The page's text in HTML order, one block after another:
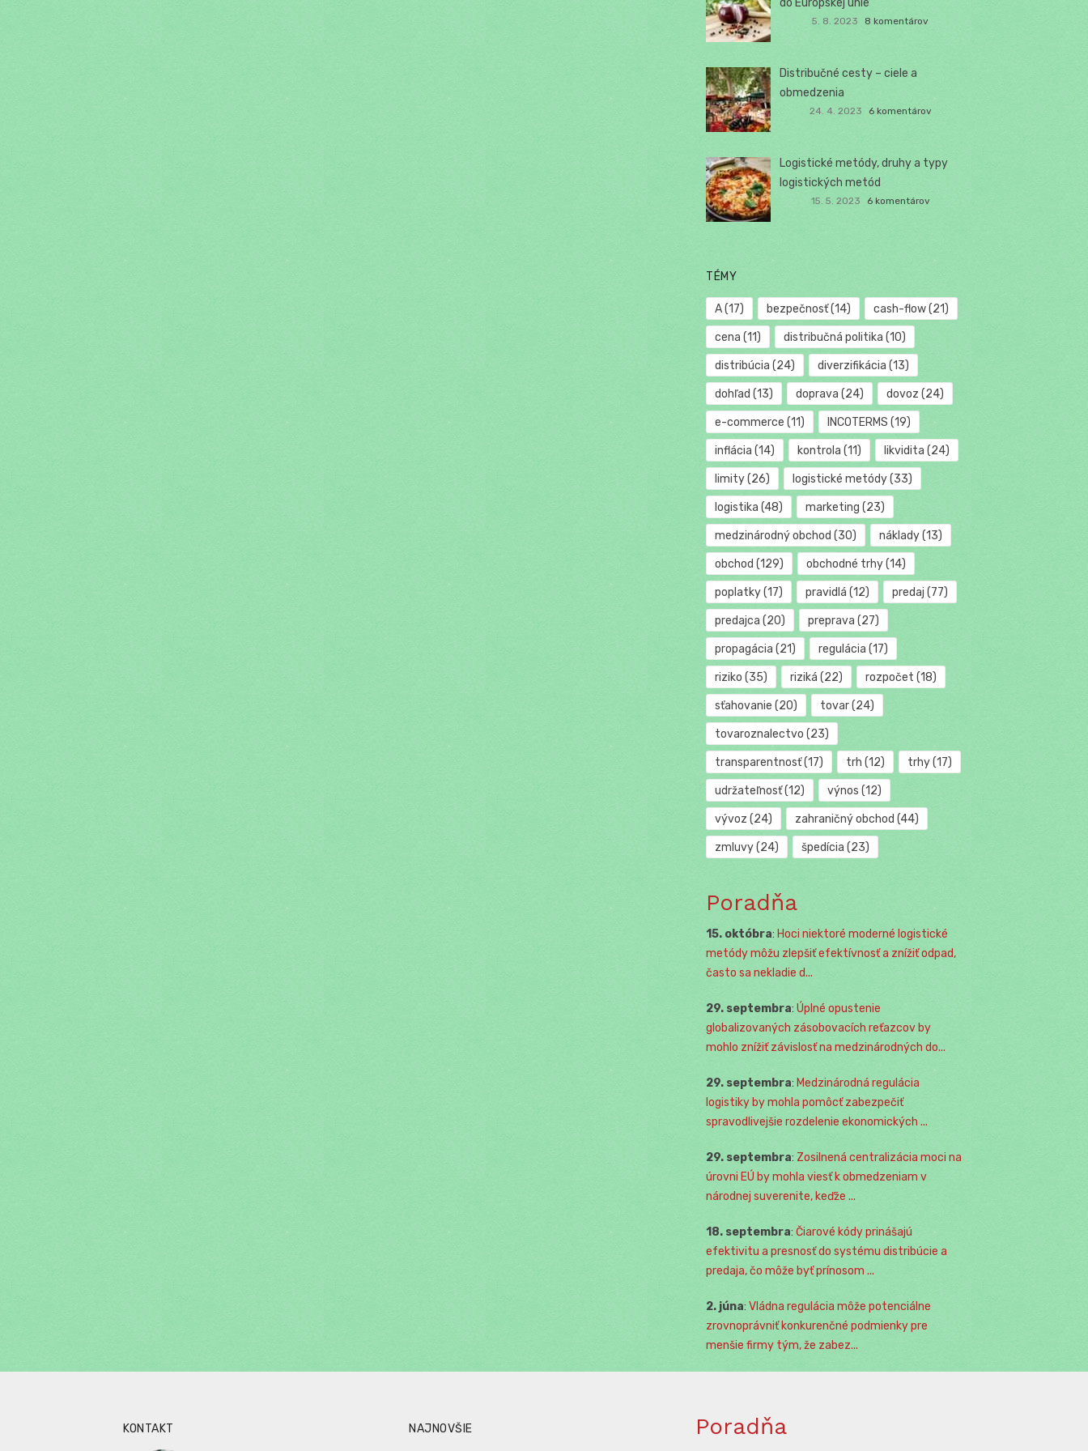
5. 8. 2023 8 komentárov
Distribučné cesty – ciele a
obmedzenia
24. 4. 2023 6 komentárov
Logistické metódy, druhy a typy
logistických metód
15. 5. 2023 6 komentárov
TÉMY
A(17) bezpečnosť(14) cash-flow(21)
cena (11) distribučná politika (10)
distribúcia (24) diverzifikácia (13)
dohľad (13) doprava (24) dovoz (24)
e-commerce (11) INCOTERMS (19)
inflácia (14) kontrola (11) likvidita (24)
limity(26) logistické metódy(33)
logistika (48) marketing (23)
medzinárodný obchod (30) náklady(13)
obchod (129) obchodné trhy(14)
poplatky(17) pravidlá (12) predaj (77)
predajca (20) preprava (27)
propagácia (21) regulácia (17)
riziko (35) riziká (22) rozpočet (18)
sťahovanie (20) tovar(24)
tovaroznalectvo (23)
transparentnosť(17) trh (12) trhy(17)
udržateľnosť(12) výnos (12)
vývoz (24) zahraničný obchod (44)
zmluvy(24) špedícia (23)
Poradňa
15. októbra: Hoci niektoré moderné logistické
metódy môžu zlepšiť efektívnosť a znížiť odpad,
často sa nekladie d...
29. septembra: Úplné opustenie
globalizovaných zásobovacích reťazcov by
mohlo znížiť závislosť na medzinárodných do...
29. septembra: Medzinárodná regulácia
logistiky by mohla pomôcť zabezpečiť
spravodlivejšie rozdelenie ekonomických ...
29. septembra: Zosilnená centralizácia moci na
úrovni EÚ by mohla viesť k obmedzeniam v
národnej suverenite, keďže ...
18. septembra: Čiarové kódy prinášajú
efektivitu a presnosť do systému distribúcie a
predaja, čo môže byť prínosom ...
2. júna: Vládna regulácia môže potenciálne
zrovnoprávniť konkurenčné podmienky pre
menšie firmy tým, že zabez...
KONTAKT NAJNOVŠIE Poradňa